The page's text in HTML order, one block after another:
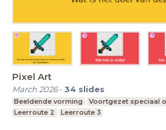
Pixel Art
March 2026-34 slides
Beeldende vorming Voortgezet speciaal
Leerroute 2
Leerroute 3